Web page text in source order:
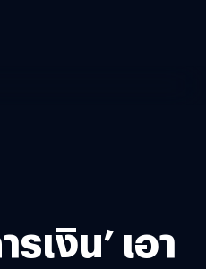
เงิน’ เอา